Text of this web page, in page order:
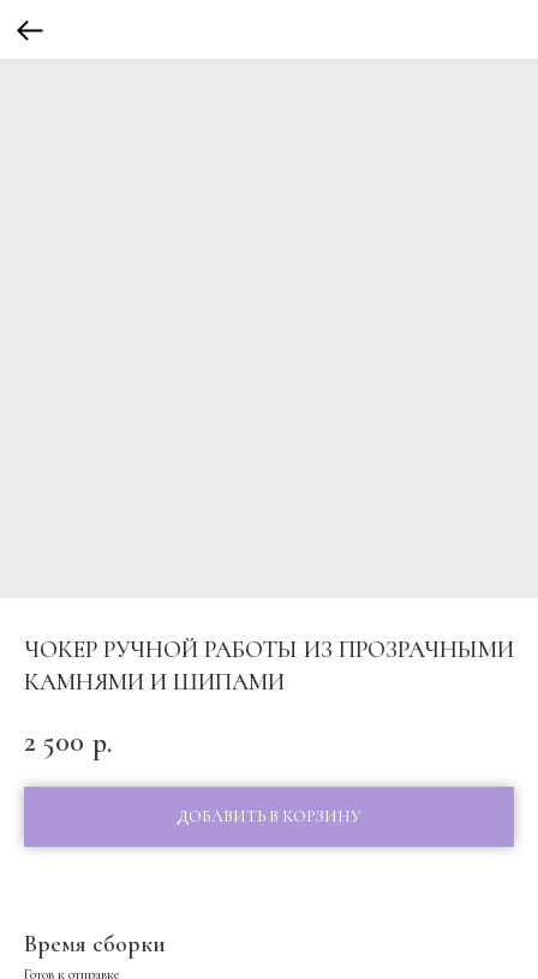
ЧОКЕР РУЧНОЙ РАБОТЫ ИЗ ПРОЗРАЧНЫМИ
КАМНЯМИ И ШИПАМИ
2 500 р.
ДОБАВИТЬ В КОРЗИНУ
Время сборки
Готов к отправке